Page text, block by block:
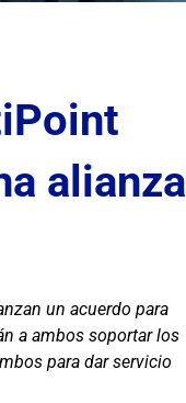
alianza
un acuerdo para
a ambos soportar los
para dar servicio